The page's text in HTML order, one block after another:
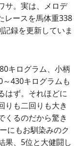
サ。実は、メロデ
レースを馬体重338
録を更新していま
キログラム、小柄
430キログラムも
はず。それほどに
りも二回りも大き
くるのだから驚き
にもお馴染みのク
果、5位と大健闘し